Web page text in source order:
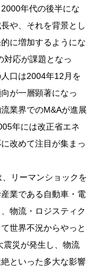
年代の後半にな
や、それを背景とし
に増加するようにな
対応が課題となっ
口は2004年12月を
が一層顕著になっ
業界でのM&Aが進展
年には改正省エネ
改めて注目が集まっ
リーマンショックを
業である自動車・電
物流・ロジスティク
世界不況からやっと
震災が発生し、物流
といった多大な影響